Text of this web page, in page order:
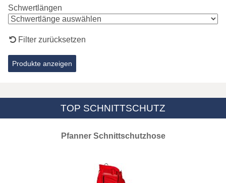
Schwertlängen
Filter zurücksetzen
TOP SCHNITTSCHUTZ
Pfanner Schnittschutzhose